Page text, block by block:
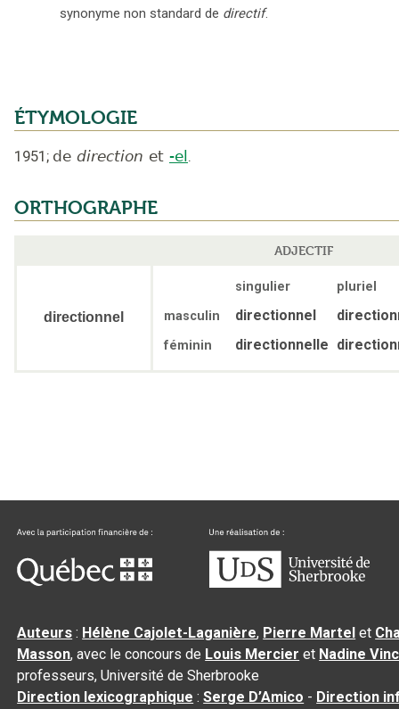
synonyme non standard de directif.
ÉTYMOLOGIE
1951 ; de direction et -el .
ORTHOGRAPHE
ADJECTIF
directionnel
singulier
pluriel
masculin
directionnel
féminin directionnelle
Auteurs : Hélène Cajolet-Laganière, Pierre Martel et
Masson, avec le concours de Louis Mercier et Nadine
professeurs, Université de Sherbrooke
Direction lexicographique :Serge D’Amico - Direction